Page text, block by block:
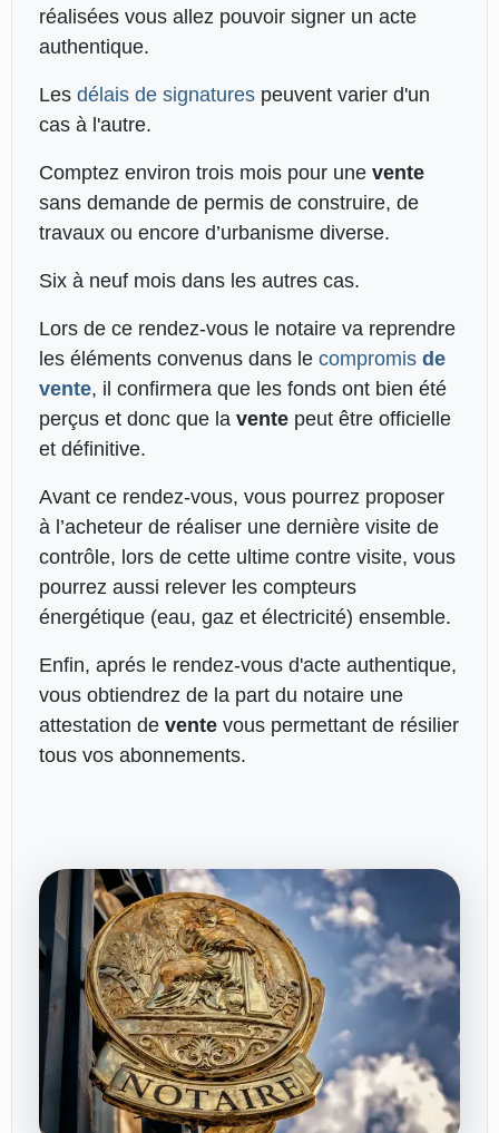
réalisées vous allez pouvoir signer un acte
authentique.
Les délais de signaturespeuvent varier d'un
cas à l'autre.
Comptez environ trois mois pour une vente
sans demande de permis de construire, de
travaux ou encore d’urbanisme diverse.
Six à neuf mois dans les autres cas.
Lors de ce rendez-vous le notaire va reprendre
les éléments convenus dans le compromis de
vente, il confirmera que les fonds ont bien été
perçus et donc que la ventepeut être officielle
et définitive.
Avant ce rendez-vous, vous pourrez proposer
à l’acheteur de réaliser une dernière visite de
contrôle, lors de cette ultime contre visite, vous
pourrez aussi relever les compteurs
énergétique (eau, gaz et électricité) ensemble.
Enfin, aprés le rendez-vous d'acte authentique,
vous obtiendrez de la part du notaire une
attestation de ventevous permettant de résilier
tous vos abonnements.